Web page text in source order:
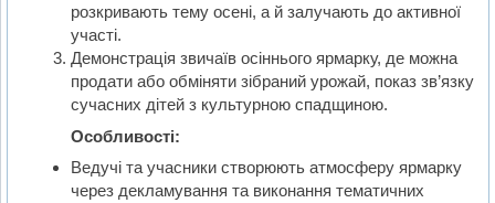
розкривають тему осені, а й залучають до активної
участі.
Демонстрація звичаїв осіннього ярмарку, де можна
продати або обміняти зібраний урожай, показ зв’язку
сучасних дітей з культурною спадщиною.
Особливості:
Ведучі та учасники створюють атмосферу ярмарку
через декламування та виконання тематичних